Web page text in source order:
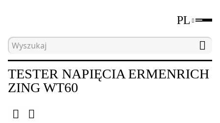
PL
Strona główna Elektryczne narzędzia
TESTER NAPIĘCIA ERMENRICH
ZING WT60